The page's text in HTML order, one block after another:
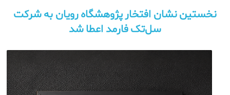
نخستین نشان افتخار پژوهشگاه رویان به شرکت
سل‌تک فارمد اعطا شد